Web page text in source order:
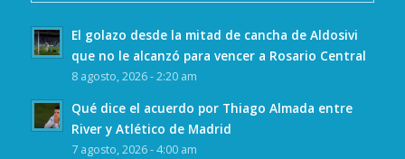
El golazo desde la mitad de cancha de Aldosivi
que no le alcanzó para vencer a Rosario Central
8 agosto, 2026 - 2:20 am
Qué dice el acuerdo por Thiago Almada entre
River y Atlético de Madrid
7 agosto, 2026 - 4:00 am